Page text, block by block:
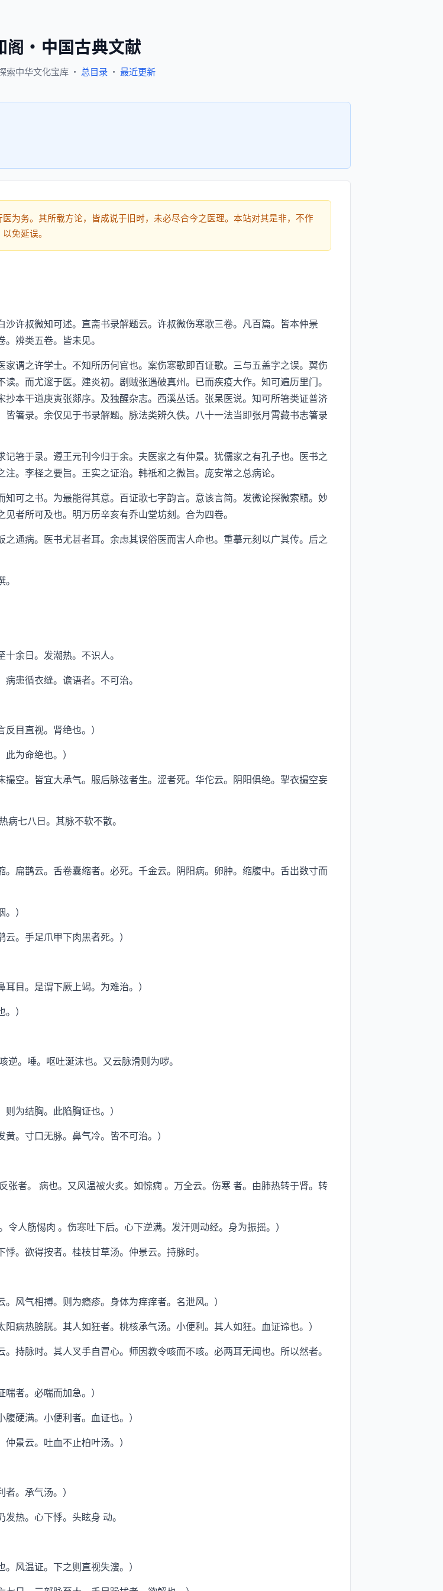
阁 · 中国古典文献
索中华文化宝库 · 总目录 · 最近更新
为务。其所载方论，皆成说于旧时，未必尽合今之医理。本站对其是非，不作
免延误。
许叔微知可述。直斋书录解题云。许叔微伤寒歌三卷。凡百篇。皆本仲景
辨类五卷。皆未见。
谓之许学士。不知所历何官也。案伤寒歌即百证歌。三与五盖字之误。翼伤
。而尤邃于医。建炎初。剧贼张遇破真州。已而疾疫大作。知可遍历里门。
本干道庚寅张郯序。及独醒杂志。西溪丛话。张杲医说。知可所箸类证普济
箸录。余仅见于书录解题。脉法类辨久佚。八十一法当即张月霄藏书志箸录
箸于录。遵王元刊今归于余。夫医家之有仲景。犹儒家之有孔子也。医书之
。李柽之要旨。王实之证治。韩祗和之微旨。庞安常之总病论。
可之书。为最能得其意。百证歌七字韵言。意该言简。发微论探微索赜。妙
者所可及也。明万历辛亥有乔山堂坊刻。合为四卷。
通病。医书尤甚者耳。余虑其误俗医而害人命也。重摹元刻以广其传。后之
余日。发潮热。不识人。
患循衣缝。谵语者。不可治。
目直视。肾绝也。）
为命绝也。）
空。皆宜大承气。服后脉弦者生。涩者死。华佗云。阴阳俱绝。掣衣撮空妄
七八日。其脉不软不散。
扁鹊云。舌卷囊缩者。必死。千金云。阴阳病。卵肿。缩腹中。舌出数寸而
）
。手足爪甲下肉黑者死。）
目。是谓下厥上竭。为难治。）
）
。唾。呕吐涎沫也。又云脉滑则为哕。
为结胸。此陷胸证也。）
。寸口无脉。鼻气冷。皆不可治。）
者。 病也。又风温被火炙。如惊痫 。万全云。伤寒 者。由肺热转于肾。转
人筋惕肉 。伤寒吐下后。心下逆满。发汗则动经。身为振摇。）
欲得按者。桂枝甘草汤。仲景云。持脉时。
气相搏。则为瘾疹。身体为痒痒者。名泄风。）
热膀胱。其人如狂者。桃核承气汤。小便利。其人如狂。血证谛也。）
脉时。其人叉手自冒心。师因教令咳而不咳。必两耳无闻也。所以然者。
者。必喘而加急。）
硬满。小便利者。血证也。）
景云。吐血不止柏叶汤。）
。承气汤。）
热。心下悸。头眩身 动。
风温证。下之则直视失溲。）